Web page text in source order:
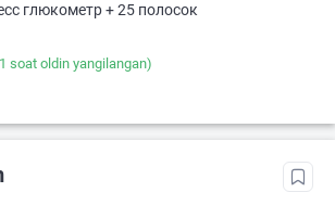
глюкометр + 25 полосок
soat oldin yangilangan)